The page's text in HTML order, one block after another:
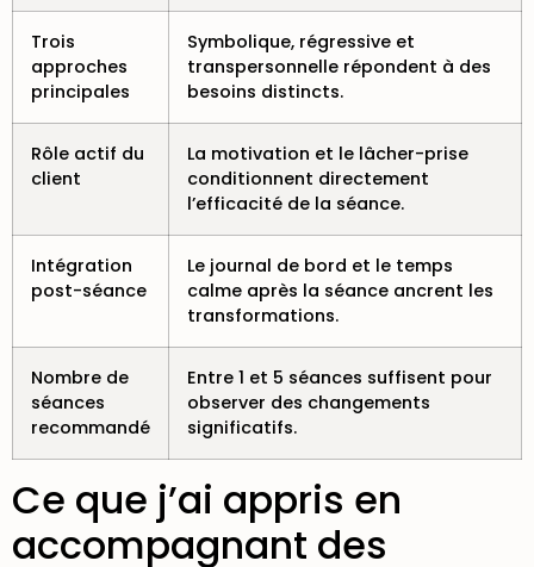
Trois
approches
principales
Symbolique, régressive et
transpersonnelle répondent à des
besoins distincts.
Rôle actif du
client
La motivation et le lâcher-prise
conditionnent directement
l’efficacité de la séance.
Intégration
post-séance
Le journal de bord et le temps
calme après la séance ancrent les
transformations.
Nombre de
séances
recommandé
Entre 1 et 5 séances suffisent pour
observer des changements
significatifs.
Ce que j’ai appris en
accompagnant des